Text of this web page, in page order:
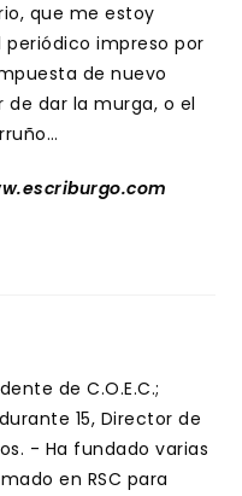
que me estoy
impreso por
de nuevo
de dar la murga, o el
de C.O.E.C.;
15, Director de
- Ha fundado varias
en RSC para